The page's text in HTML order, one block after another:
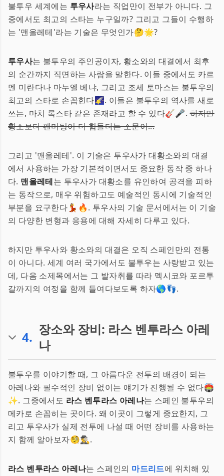
불투우 세계에는 투우사라는 직업만이 전부가 아니다. 그
중에서도 최고의 스타는 누구일까? 그리고 그들이 수행하
는 '맨올레테'라는 기술은 무엇인가🤔🌟?
투우사는 불투우의 주인공이자, 황소와의 대결에서 최후
의 순간까지 직면하는 사람을 말한다. 이들 중에서도 카르
멘 미란다나 마누엘 베냐, 그리고 조세 토마스는 불투우의
최고의 스타로 손꼽힌다🌠. 이들은 불투우의 역사를 새로
쓰는, 마치 록스타 같은 존재라고 할 수 있다🎸🎤.하지만
황소보다 팬미팅이 더 힘들다는 소문이...
그리고 '맨올레테'. 이 기술은 투우사가 대황소와의 대결
에서 사용하는 가장 기본적이면서도 중요한 동작 중 하나
다. 맨올레테는 투우사가 대황소를 유인하여 공격을 피하
는 동작으로, 매우 위험하고도 예술적인 동시에 기술적인
부분을 요구한다💃🔥. 투우사의 기술 문서에서는 이 기술
의 다양한 변형과 응용에 대해 자세히 다루고 있다.
하지만 투우사와 황소와의 대결은 오직 스페인만의 전통
이 아니다. 세계 여러 국가에서도 불투우는 사랑받고 있는
데, 다음 소제목에서는 그 발자취를 따라 멕시코와 포르투
갈까지의 여정을 함께 들여다보도록 하자🌎👣.
4. 장소와 장비: 라스 벤투라스 아레
나
불투우를 이야기할 때, 그 아름다운 전투의 배경이 되는
아레나와 필수적인 장비 없이는 얘기가 진행될 수 없다🏟️
✨. 그중에서도 라스 벤투라스 아레나는 스페인 불투우의
메카로 손꼽히는 곳이다. 왜 이곳이 그렇게 중요한지, 그
리고 투우사가 실제 전투에 나설 때 어떤 장비를 사용하는
지 함께 알아보자🧐🕵️‍♂️.
라스 벤투라스 아레나는 스페인의 마드리드에 위치해 있